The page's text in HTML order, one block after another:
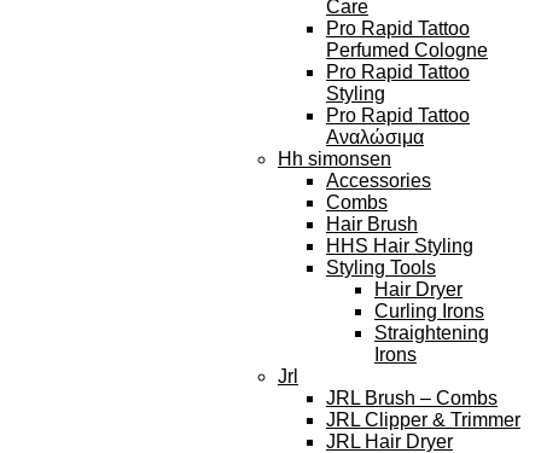
Care
Pro Rapid Tattoo
Perfumed Cologne
Pro Rapid Tattoo
Styling
Pro Rapid Tattoo
Αναλώσιμα
Hh simonsen
Accessories
Combs
Hair Brush
HHS Hair Styling
Styling Tools
Hair Dryer
Curling Irons
Straightening
Irons
Jrl
JRL Brush – Combs
JRL Clipper & Trimmer
JRL Hair Dryer